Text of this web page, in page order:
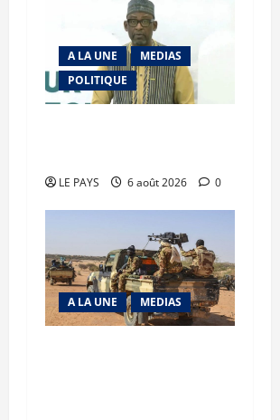
A LA UNE
MEDIAS
POLITIQUE
LE PAYS 6 août 2026 0
A LA UNE MEDIAS